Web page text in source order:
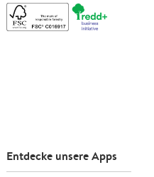
Entdecke unsere Apps